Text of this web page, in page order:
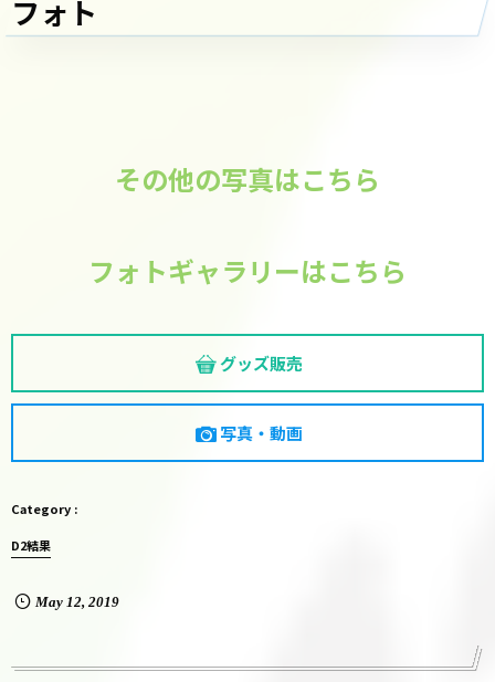
フォト
その他の写真はこちら
フォトギャラリーはこちら
グッズ販売
写真・動画
D2結果
May 12, 2019